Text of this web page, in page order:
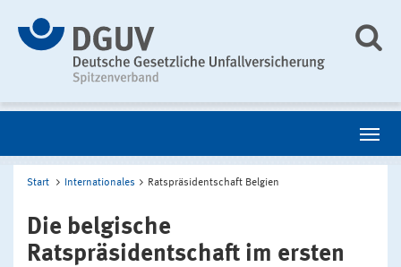
Start Internationales Ratspräsidentschaft Belgien
Die belgische
Ratspräsidentschaft im ersten